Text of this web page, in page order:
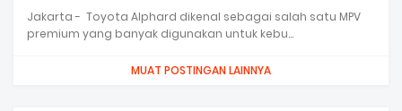
Jakarta - Toyota Alphard dikenal sebagai salah satu MPV
premium yang banyak digunakan untuk kebu…
MUAT POSTINGAN LAINNYA